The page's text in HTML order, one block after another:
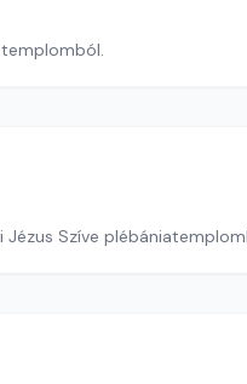
templomból.
Szíve